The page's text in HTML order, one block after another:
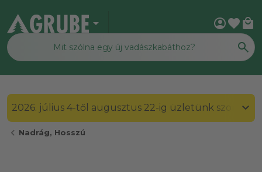
arrow_drop_down account_circlefavorite local_mall
2026. július 4-től augusztus 22-ig üzletünk
chevron_left Nadrág, Hosszú